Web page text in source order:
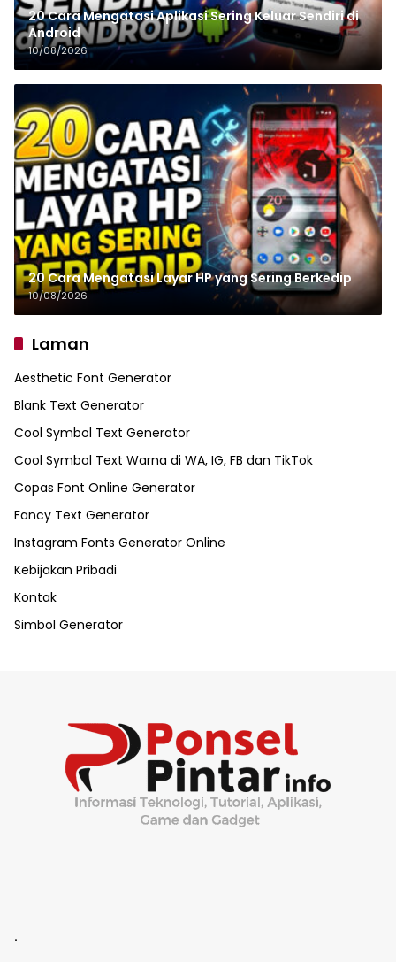
20 Cara Mengatasi Aplikasi Sering Keluar Sendiri di
Android
10/08/2026
20 Cara Mengatasi Layar HP yang Sering Berkedip
10/08/2026
Laman
Aesthetic Font Generator
Blank Text Generator
Cool Symbol Text Generator
Cool Symbol Text Warna di WA, IG, FB dan TikTok
Copas Font Online Generator
Fancy Text Generator
Instagram Fonts Generator Online
Kebijakan Pribadi
Kontak
Simbol Generator
.